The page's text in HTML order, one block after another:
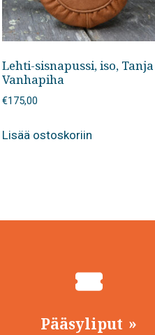
Lehti-sisnapussi, iso, Tanja
Vanhapiha
€175,00
Lisää ostoskoriin
Pääsyliput